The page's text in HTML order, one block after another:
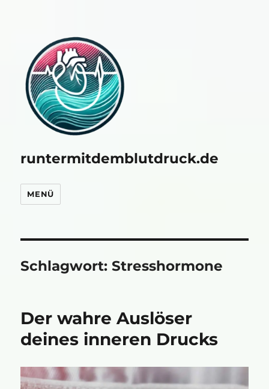
runtermitdemblutdruck.de
MENÜ
Schlagwort:Stresshormone
Der wahre Auslöser
deines inneren Drucks